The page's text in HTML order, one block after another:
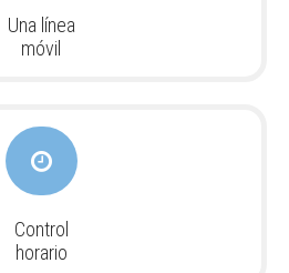
Una línea
móvil
Control
horario